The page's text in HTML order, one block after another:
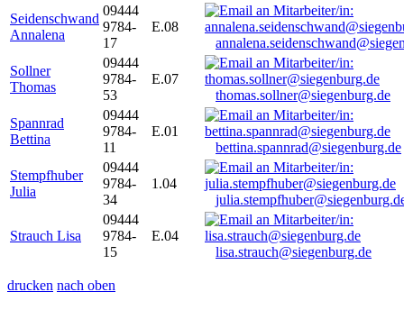
Seidenschwand
Annalena
09444
9784-
17
E.08
Sollner
Thomas
09444
9784-
53
E.07
thomas.sollner@siegenburg.de
Spannrad
Bettina
09444
9784-
11
E.01
bettina.spannrad@siegenburg.de
Stempfhuber
Julia
09444
9784-
34
1.04
Strauch Lisa
09444
9784-
15
E.04
lisa.strauch@siegenburg.de
drucken nach oben